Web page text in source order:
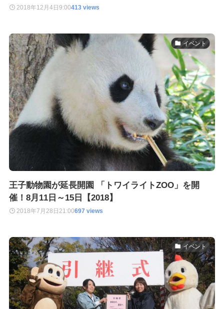
2018年12月4日9:00413 views
イベント
王子動物園が延長開園 「トワイライトZOO」を開
催！8月11日～15日【2018】
2018年7月28日 21:00697 views
イベント